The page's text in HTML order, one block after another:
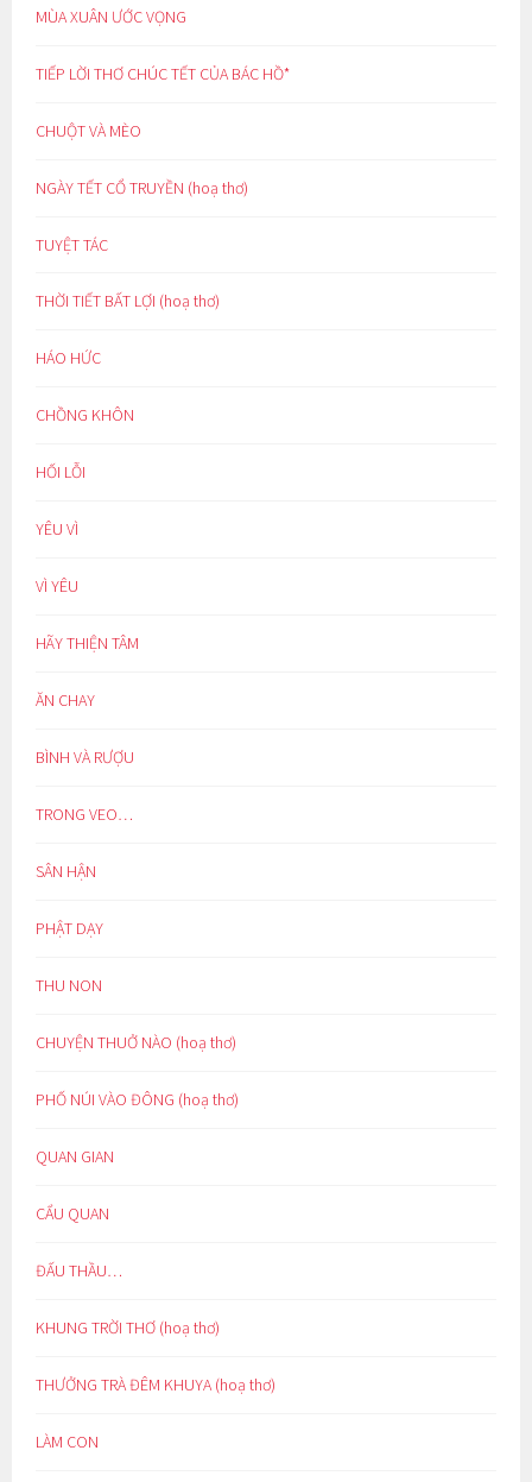
MÙA XUÂN ƯỚC VỌNG
TIẾP LỜI THƠ CHÚC TẾT CỦA BÁC HỒ*
CHUỘT VÀ MÈO
NGÀY TẾT CỔ TRUYỀN (hoạ thơ)
TUYỆT TÁC
THỜI TIẾT BẤT LỢI (hoạ thơ)
HÁO HỨC
CHỒNG KHÔN
HỐI LỖI
YÊU VÌ
VÌ YÊU
HÃY THIỆN TÂM
ĂN CHAY
BÌNH VÀ RƯỢU
TRONG VEO…
SÂN HẬN
PHẬT DẠY
THU NON
CHUYỆN THUỞ NÀO (hoạ thơ)
PHỐ NÚI VÀO ĐÔNG (hoạ thơ)
QUAN GIAN
CẨU QUAN
ĐẤU THẦU…
KHUNG TRỜI THƠ (hoạ thơ)
THƯỞNG TRÀ ĐÊM KHUYA (hoạ thơ)
LÀM CON